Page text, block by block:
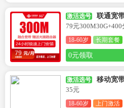
激活选号
联通宽
79元300M30G+400
18-60岁 长期套餐
0元领取
激活选号
移动宽
35元
18-60岁 上门激活